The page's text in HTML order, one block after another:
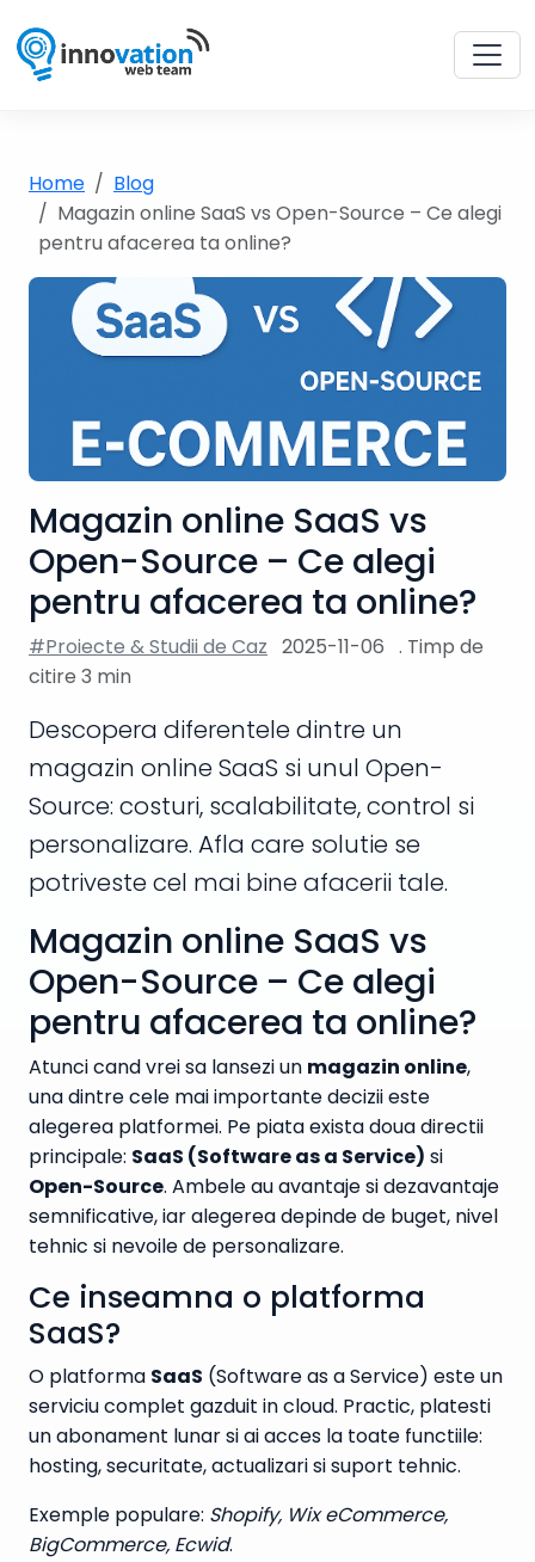
Home
Blog
Magazin online SaaS vs Open-Source – Ce alegi
pentru afacerea ta online?
Magazin online SaaS vs
Open-Source – Ce alegi
pentru afacerea ta online?
#Proiecte & Studii de Caz 2025-11-06 . Timp de
citire 3 min
Descopera diferentele dintre un
magazin online SaaS si unul Open-
Source: costuri, scalabilitate, control si
personalizare. Afla care solutie se
potriveste cel mai bine afacerii tale.
Magazin online SaaS vs
Open-Source – Ce alegi
pentru afacerea ta online?
Atunci cand vrei sa lansezi un magazin online,
una dintre cele mai importante decizii este
alegerea platformei. Pe piata exista doua directii
principale: SaaS (Software as a Service) si
Open-Source. Ambele au avantaje si dezavantaje
semnificative, iar alegerea depinde de buget, nivel
tehnic si nevoile de personalizare.
Ce inseamna o platforma
SaaS?
O platforma SaaS (Software as a Service) este un
serviciu complet gazduit in cloud. Practic, platesti
un abonament lunar si ai acces la toate functiile:
hosting, securitate, actualizari si suport tehnic.
Exemple populare: Shopify, Wix eCommerce,
BigCommerce, Ecwid.